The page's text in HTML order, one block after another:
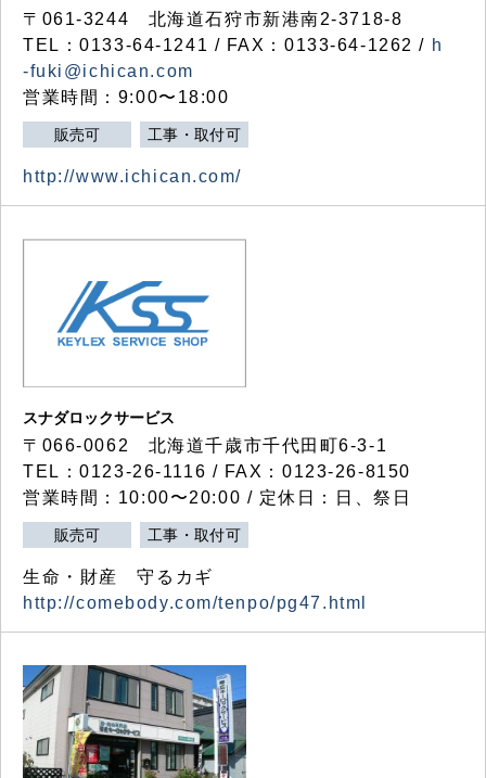
〒061-3244 北海道石狩市新港南2-3718-8
TEL：0133-64-1241 / FAX：0133-64-1262 / h
-fuki@ichican.com
営業時間：9:00〜18:00
販売可 工事・取付可
http://www.ichican.com/
スナダロックサービス
〒066-0062 北海道千歳市千代田町6-3-1
TEL：0123-26-1116 / FAX：0123-26-8150
営業時間：10:00〜20:00 / 定休日：日、祭日
販売可 工事・取付可
生命・財産 守るカギ
http://comebody.com/tenpo/pg47.html